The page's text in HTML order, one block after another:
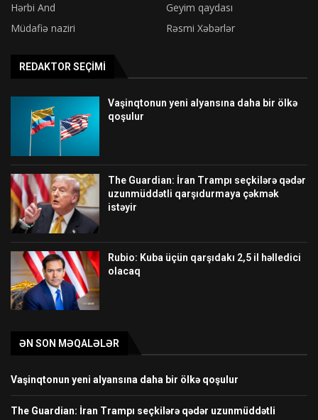
Hərbi And
Geyim qaydası
Müdafiə naziri
Rəsmi Xəbərlər
REDAKTOR SEÇIMI
Vaşinqtonun yeni alyansına daha bir ölkə
qoşulur
The Guardian: İran Trampı seçkilərə qədər
uzunmüddətli qarşıdurmaya çəkmək
istəyir
Rubio: Kuba üçün qarşıdakı 2,5 il həlledici
olacaq
ƏN SON MƏQALƏLƏR
Vaşinqtonun yeni alyansına daha bir ölkə qoşulur
The Guardian: İran Trampı seçkilərə qədər uzunmüddətli